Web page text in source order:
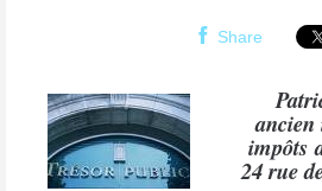
Share
ancien
impôts
24 rue